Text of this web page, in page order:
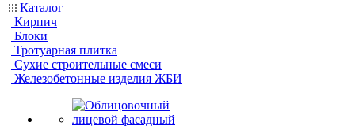
Каталог
Кирпич
Блоки
Тротуарная плитка
Сухие строительные смеси
Железобетонные изделия ЖБИ